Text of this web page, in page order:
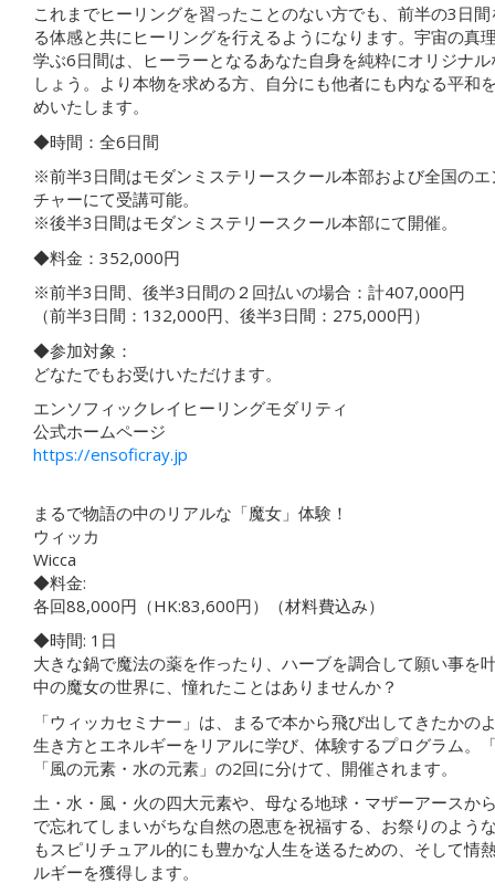
これまでヒーリングを習ったことのない方でも、前半の3日
る体感と共にヒーリングを行えるようになります。宇宙の真
学ぶ6日間は、ヒーラーとなるあなた自身を純粋にオリジナ
しょう。より本物を求める方、自分にも他者にも内なる平和
めいたします。
◆時間：全6日間
※前半3日間はモダンミステリースクール本部および全国の
チャーにて受講可能。
※後半3日間はモダンミステリースクール本部にて開催。
◆料金：352,000円
※前半3日間、後半3日間の２回払いの場合：計407,000円
（前半3日間：132,000円、後半3日間：275,000円）
◆参加対象：
どなたでもお受けいただけます。
エンソフィックレイヒーリングモダリティ
公式ホームページ
https://ensoficray.jp
まるで物語の中のリアルな「魔女」体験！
ウィッカ
Wicca
◆料金:
各回88,000円（HK:83,600円）（材料費込み）
◆時間: 1日
大きな鍋で魔法の薬を作ったり、ハーブを調合して願い事を
中の魔女の世界に、憧れたことはありませんか？
「ウィッカセミナー」は、まるで本から飛び出してきたかの
生き方とエネルギーをリアルに学び、体験するプログラム。
「風の元素・水の元素」の2回に分けて、開催されます。
土・水・風・火の四大元素や、母なる地球・マザーアースか
で忘れてしまいがちな自然の恩恵を祝福する、お祭りのよう
もスピリチュアル的にも豊かな人生を送るための、そして情
ルギーを獲得します。